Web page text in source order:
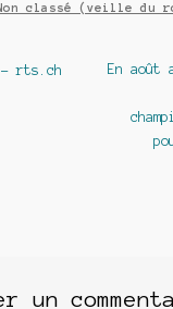
classé (veille du
– rts.ch
Article
En août
un